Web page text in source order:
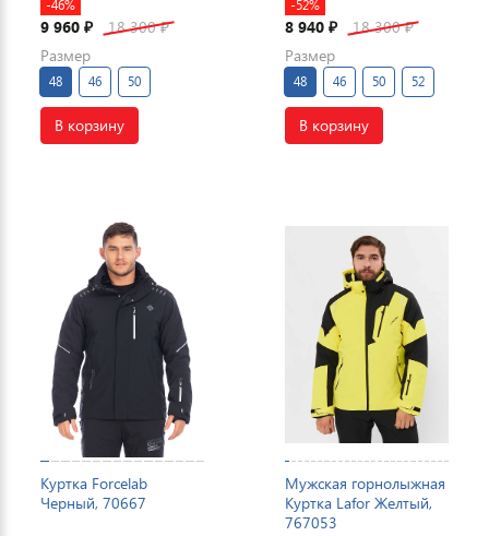
-46%
9 960 ₽ 18 300₽
Размер
48 46 50
В корзину
-52%
8 940 ₽ 18 300₽
Размер
48 46 50 52
В корзину
Куртка Forcelab
Черный, 70667
Мужская горнолыжная
Куртка Lafor Желтый,
767053